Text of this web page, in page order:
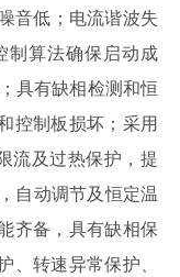
音低；电流谐波失
制算法确保启动成
具有缺相检测和恒
控制板损坏；采用
流及过热保护，提
自动调节及恒定温
齐备，具有缺相保
转速异常保护、